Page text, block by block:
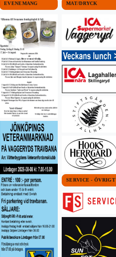
EVENEMANG MAT/DRYCK
SERVICE - ÖVRIGT